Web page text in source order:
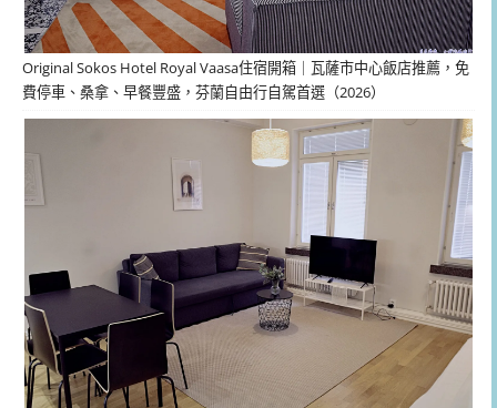
Original Sokos Hotel Royal Vaasa住宿開箱｜瓦薩市中心飯店推薦，免
費停車、桑拿、早餐豐盛，芬蘭自由行自駕首選（2026）